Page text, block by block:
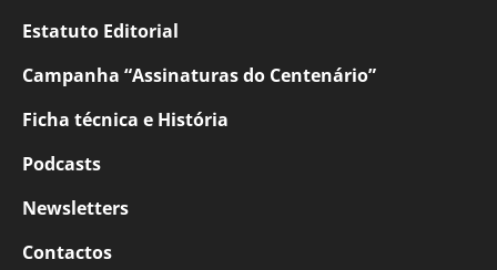
Estatuto Editorial
Campanha “Assinaturas do Centenário”
Ficha técnica e História
Podcasts
Newsletters
Contactos